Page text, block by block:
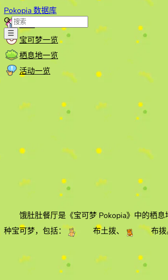
Pokopia 数据库
首页
宝可梦一览
栖息地一览
活动一览
饿肚肚餐厅是《宝可梦 Pokopia》中的栖息
种宝可梦，包括：
布土拨、 布拨